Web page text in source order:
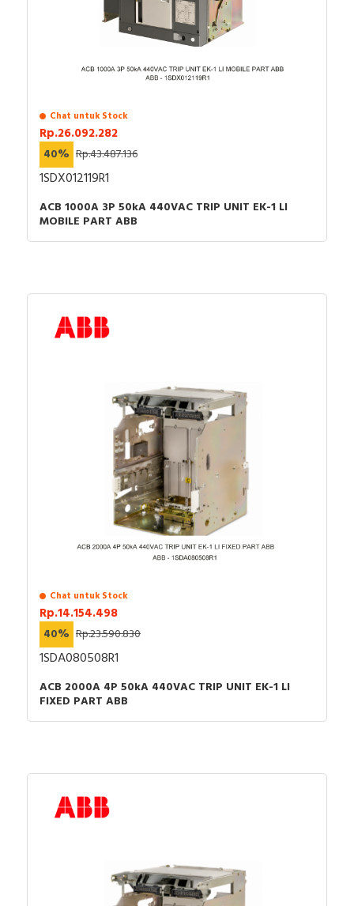
Chat untuk Stock
Rp.26.092.282
40% Rp.43.487.136
1SDX012119R1
ACB 1000A 3P 50kA 440VAC TRIP UNIT EK-1 LI
MOBILE PART ABB
Chat untuk Stock
Rp.14.154.498
40% Rp.23.590.830
1SDA080508R1
ACB 2000A 4P 50kA 440VAC TRIP UNIT EK-1 LI
FIXED PART ABB